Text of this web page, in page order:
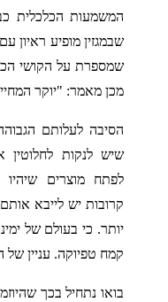
המשמעות הכלכלית
שבמגזין מופיע ראיון
שמספרת על הקושי
מכן מאמר: "יוקר
הסיבה לעלותם
שיש לנקות לחלוטין
לפתח מוצרים
קרובות יש לייבא
קמח טפיוקה. עניין של
בואו נתחיל בכך